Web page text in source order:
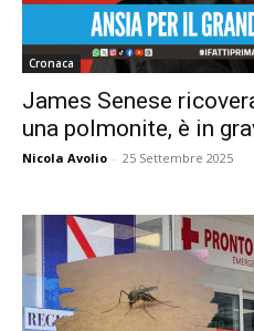
Cronaca
James Senese
una polmonite, è in
Nicola Avolio - 25 Settembre 2025